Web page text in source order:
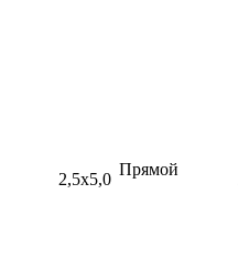
2,5х5,0
Прямой